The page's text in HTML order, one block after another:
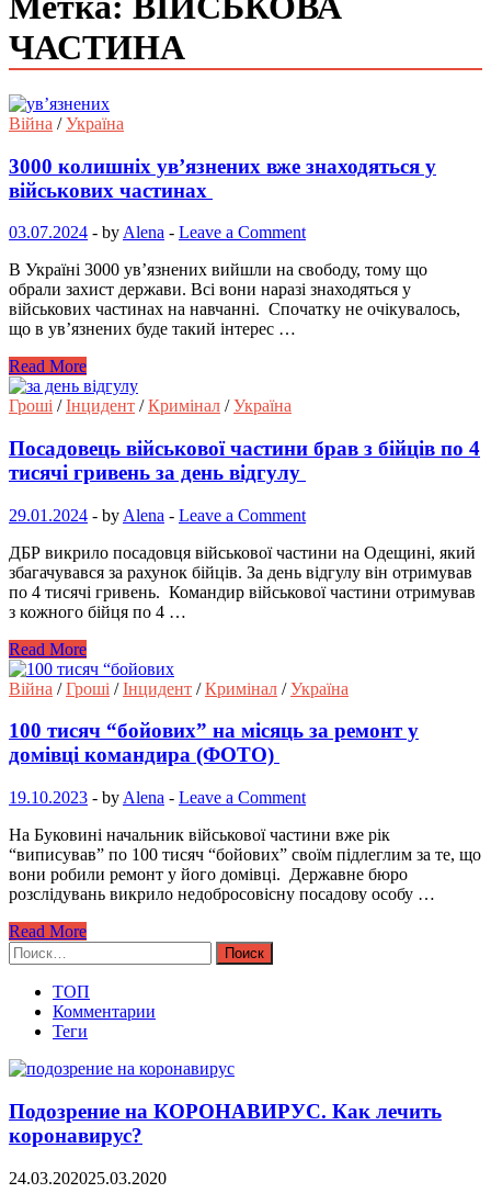
ЧАСТИНА
Війна /Україна
3000 колишніх ув’язнених вже знаходяться у
військових частинах
03.07.2024 - by Alena - Leave a Comment
В Україні 3000 ув’язнених вийшли на свободу, тому що
обрали захист держави. Всі вони наразі знаходяться у
військових частинах на навчанні. Спочатку не очікувалось,
що в ув’язнених буде такий інтерес …
Read More
Гроші /Інцидент /Кримінал /Україна
Посадовець військової частини брав з бійців по 4
тисячі гривень за день відгулу
29.01.2024 - by Alena - Leave a Comment
ДБР викрило посадовця військової частини на Одещині, який
збагачувався за рахунок бійців. За день відгулу він отримував
по 4 тисячі гривень. Командир військової частини отримував
з кожного бійця по 4 …
Read More
Війна /Гроші /Інцидент /Кримінал /Україна
100 тисяч “бойових” на місяць за ремонт у
домівці командира (ФОТО)
19.10.2023 - by Alena - Leave a Comment
На Буковині начальник військової частини вже рік
“виписував” по 100 тисяч “бойових” своїм підлеглим за те, що
вони робили ремонт у його домівці. Державне бюро
розслідувань викрило недобросовісну посадову особу …
Read More
Найти:
ТОП
Комментарии
Теги
Подозрение на КОРОНАВИРУС. Как лечить
коронавирус?
24.03.202025.03.2020